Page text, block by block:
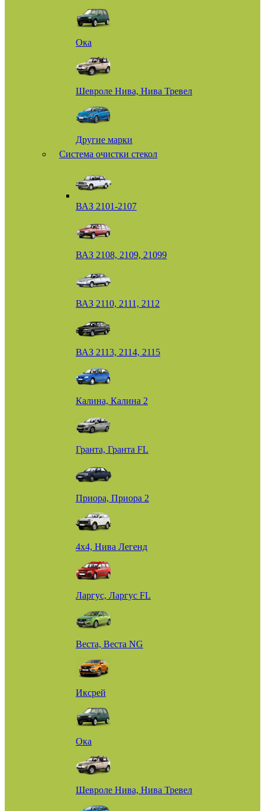
Ока
Шевроле Нива, Нива Тревел
Другие марки
Система очистки стекол
ВАЗ 2101-2107
ВАЗ 2108, 2109, 21099
ВАЗ 2110, 2111, 2112
ВАЗ 2113, 2114, 2115
Калина, Калина 2
Гранта, Гранта FL
Приора, Приора 2
4х4, Нива Легенд
Ларгус, Ларгус FL
Веста, Веста NG
Иксрей
Ока
Шевроле Нива, Нива Тревел